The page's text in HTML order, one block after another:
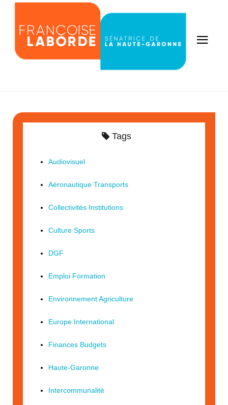
Tags
Audiovisuel
Aéronautique Transports
Collectivités Institutions
Culture Sports
DGF
Emploi Formation
Environnement Agriculture
Europe International
Finances Budgets
Haute-Garonne
Intercommunalité